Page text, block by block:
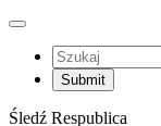
Śledź Respublica